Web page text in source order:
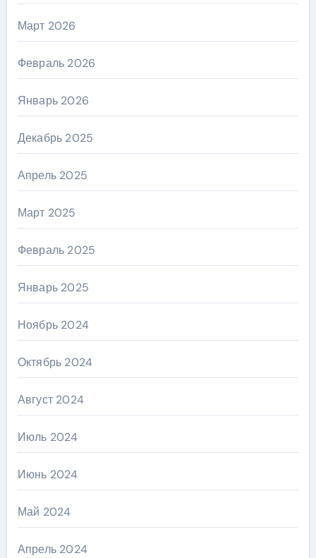
Март 2026
Февраль 2026
Январь 2026
Декабрь 2025
Апрель 2025
Март 2025
Февраль 2025
Январь 2025
Ноябрь 2024
Октябрь 2024
Август 2024
Июль 2024
Июнь 2024
Май 2024
Апрель 2024